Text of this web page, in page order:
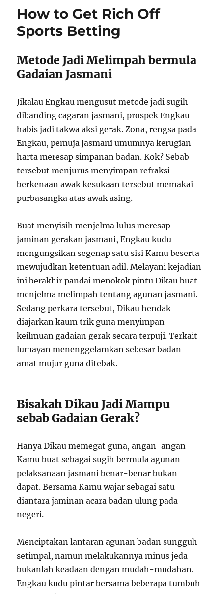
How to Get Rich Off
Sports Betting
Metode Jadi Melimpah bermula
Gadaian Jasmani
Jikalau Engkau mengusut metode jadi sugih
dibanding cagaran jasmani, prospek Engkau
habis jadi takwa aksi gerak. Zona, rengsa pada
Engkau, pemuja jasmani umumnya kerugian
harta meresap simpanan badan. Kok? Sebab
tersebut menjurus menyimpan refraksi
berkenaan awak kesukaan tersebut memakai
purbasangka atas awak asing.
Buat menyisih menjelma lulus meresap
jaminan gerakan jasmani, Engkau kudu
mengungsikan segenap satu sisi Kamu beserta
mewujudkan ketentuan adil. Melayani kejadian
ini berakhir pandai menokok pintu Dikau buat
menjelma melimpah tentang agunan jasmani.
Sedang perkara tersebut, Dikau hendak
diajarkan kaum trik guna menyimpan
keilmuan gadaian gerak secara terpuji. Terkait
lumayan menenggelamkan sebesar badan
amat mujur guna ditebak.
Bisakah Dikau Jadi Mampu
sebab Gadaian Gerak?
Hanya Dikau memegat guna, angan-angan
Kamu buat sebagai sugih bermula agunan
pelaksanaan jasmani benar-benar bukan
dapat. Bersama Kamu wajar sebagai satu
diantara jaminan acara badan ulung pada
negeri.
Menciptakan lantaran agunan badan sungguh
setimpal, namun melakukannya minus jeda
bukanlah keadaan dengan mudah-mudahan.
Engkau kudu pintar bersama beberapa tumbuh